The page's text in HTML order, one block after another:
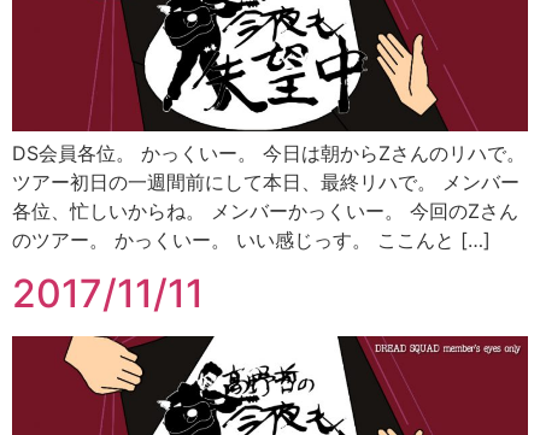
DS会員各位。 かっくいー。 今日は朝からZさんのリハで。
ツアー初日の一週間前にして本日、最終リハで。 メンバー
各位、忙しいからね。 メンバーかっくいー。 今回のZさん
のツアー。 かっくいー。 いい感じっす。 ここんと […]
2017/11/11